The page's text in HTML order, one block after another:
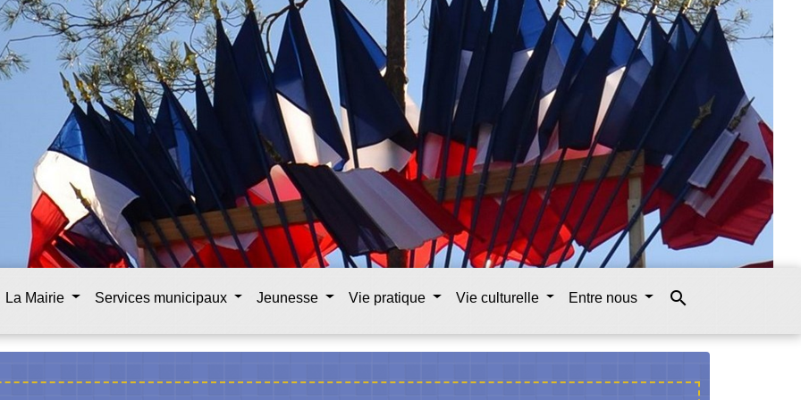
La Mairie Services municipaux Jeunesse Vie pratique Vie culturelle Entre nous search